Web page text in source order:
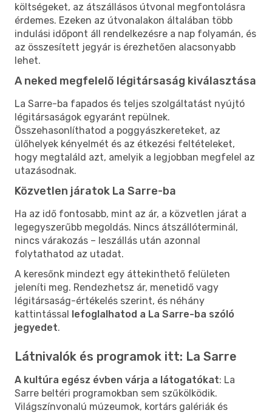
költségeket, az átszállásos útvonal megfontolásra
érdemes. Ezeken az útvonalakon általában több
indulási időpont áll rendelkezésre a nap folyamán, és
az összesített jegyár is érezhetően alacsonyabb
lehet.
A neked megfelelő légitársaság kiválasztása
La Sarre-ba fapados és teljes szolgáltatást nyújtó
légitársaságok egyaránt repülnek.
Összehasonlíthatod a poggyászkereteket, az
ülőhelyek kényelmét és az étkezési feltételeket,
hogy megtaláld azt, amelyik a legjobban megfelel az
utazásodnak.
Közvetlen járatok La Sarre-ba
Ha az idő fontosabb, mint az ár, a közvetlen járat a
legegyszerűbb megoldás. Nincs átszállóterminál,
nincs várakozás – leszállás után azonnal
folytathatod az utadat.
A keresőnk mindezt egy áttekinthető felületen
jeleníti meg. Rendezhetsz ár, menetidő vagy
légitársaság-értékelés szerint, és néhány
kattintással lefoglalhatod a La Sarre-ba szóló
jegyedet.
Látnivalók és programok itt: La Sarre
A kultúra egész évben várja a látogatókat: La
Sarre beltéri programokban sem szűkölködik.
Világszínvonalú múzeumok, kortárs galériák és